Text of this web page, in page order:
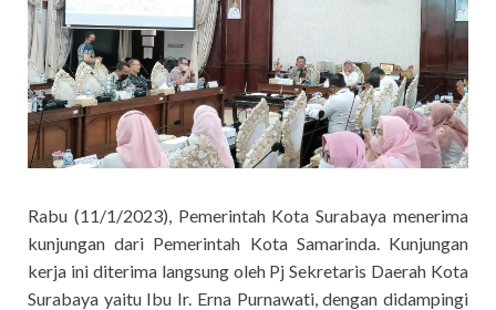
Rabu (11/1/2023), Pemerintah Kota Surabaya menerima
kunjungan dari Pemerintah Kota Samarinda. Kunjungan
kerja ini diterima langsung oleh Pj Sekretaris Daerah Kota
Surabaya yaitu Ibu Ir. Erna Purnawati, dengan didampingi